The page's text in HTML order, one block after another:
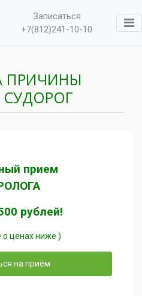
Записаться
+7(812)241-10-10
ПРИЧИНЫ
прием
рублей!
о ценах ниже )
на приём